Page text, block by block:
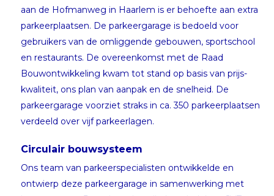
aan de Hofmanweg in Haarlem is er behoefte aan extra
parkeerplaatsen. De parkeergarage is bedoeld voor
gebruikers van de omliggende gebouwen, sportschool
en restaurants. De overeenkomst met de Raad
Bouwontwikkeling kwam tot stand op basis van prijs-
kwaliteit, ons plan van aanpak en de snelheid. De
parkeergarage voorziet straks in ca. 350 parkeerplaatsen
verdeeld over vijf parkeerlagen.
Circulair bouwsysteem
Ons team van parkeerspecialisten ontwikkelde en
ontwierp deze parkeergarage in samenwerking met